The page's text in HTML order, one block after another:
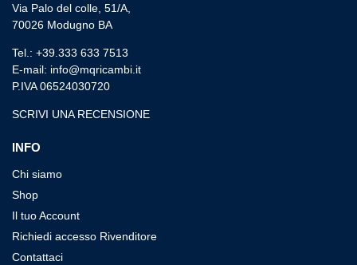
Via Palo del colle, 51/A,
70026 Modugno BA
Tel.: +39.333 633 7513
E-mail: info@mqricambi.it
P.IVA 06524030720
SCRIVI UNA RECENSIONE
INFO
Chi siamo
Shop
Il tuo Account
Richiedi accesso Rivenditore
Contattaci